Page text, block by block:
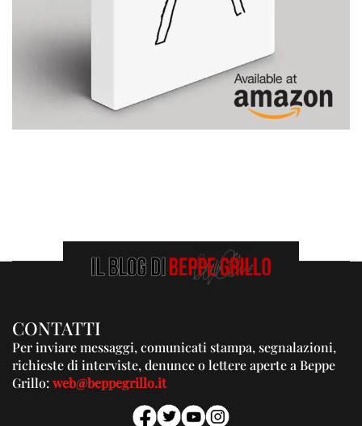
CONTATTI
Per inviare messaggi, comunicati stampa, segnalazioni,
richieste di interviste, denunce o lettere aperte a Beppe
Grillo:web@beppegrillo.it